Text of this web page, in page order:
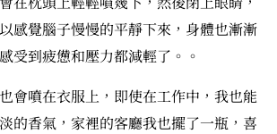
感覺腦子慢慢的平靜下來，身體也漸漸
受到疲憊和壓力都減輕了。。
會噴在衣服上，即使在工作中，我也能
的香氣，家裡的客廳我也擺了一瓶，喜